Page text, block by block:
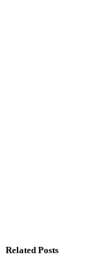
Related Posts